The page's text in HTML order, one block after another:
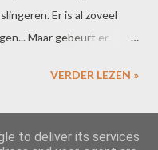
Er is al zoveel
Maar gebeurt er
kwam die beweging pas
VERDER LEZEN »
MEER POSTS
to deliver its services